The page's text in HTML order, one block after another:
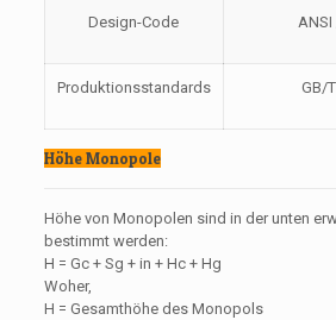
Design-Code ANSI
Produktionsstandards GB/
Höhe Monopole
Höhe von Monopolen sind in der unten
bestimmt werden:
H = Gc + Sg + in + Hc + Hg
Woher,
H = Gesamthöhe des Monopols